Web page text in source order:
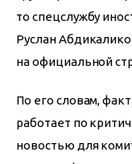
то спецслужбу
Руслан
на официальной
По его словам,
работает по
новостью для